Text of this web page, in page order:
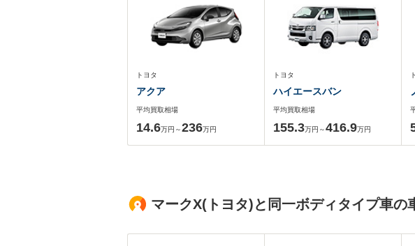
トヨタ
アクア
平均買取相場
14.6万円～236万円
トヨタ
ハイエースバン
平均買取相場
155.3万円～416.9万円
マークX(トヨタ)と同一ボディタイプ車の